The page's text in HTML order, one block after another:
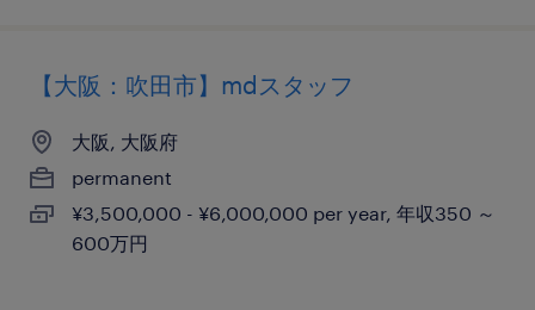
【大阪：吹田市】mdスタッフ
大阪, 大阪府
permanent
¥3,500,000 - ¥6,000,000 per year, 年収350 ～
600万円